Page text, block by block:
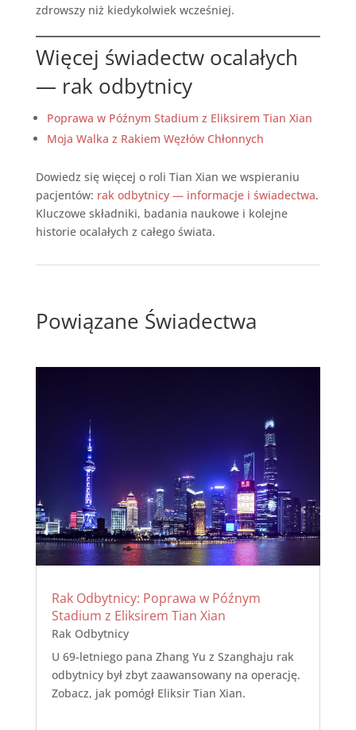
zdrowszy niż kiedykolwiek wcześniej.
Więcej świadectw ocalałych
— rak odbytnicy
Poprawa w Późnym Stadium z Eliksirem Tian Xian
Moja Walka z Rakiem Węzłów Chłonnych
Dowiedz się więcej o roli Tian Xian we wspieraniu
pacjentów: rak odbytnicy — informacje i świadectwa.
Kluczowe składniki, badania naukowe i kolejne
historie ocalałych z całego świata.
Powiązane Świadectwa
Rak Odbytnicy: Poprawa w Późnym
Stadium z Eliksirem Tian Xian
Rak Odbytnicy
U 69-letniego pana Zhang Yu z Szanghaju rak
odbytnicy był zbyt zaawansowany na operację.
Zobacz, jak pomógł Eliksir Tian Xian.